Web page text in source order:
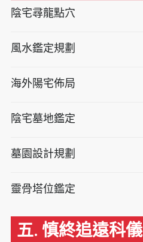
陰宅尋龍點穴
風水鑑定規劃
海外陽宅佈局
陰宅墓地鑑定
墓園設計規劃
靈骨塔位鑑定
五. 慎終追遠科儀